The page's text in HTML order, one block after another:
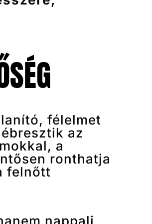
félelmet
az
a
ronthatja
felnőtt
nappali